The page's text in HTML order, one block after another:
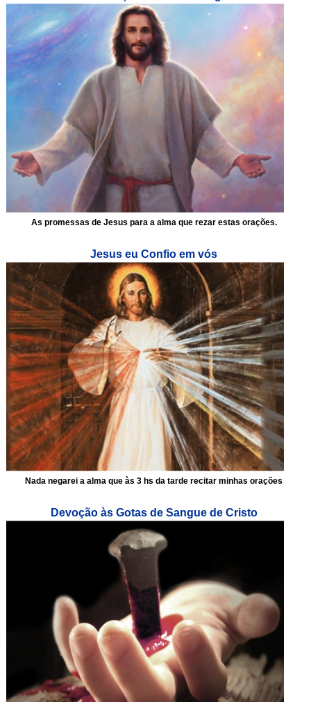
As promessas de Jesus para a alma que rezar estas orações.
Jesus eu Confio em vós
Nada negarei a alma que às 3 hs da tarde recitar minhas orações
Devoção às Gotas de Sangue de Cristo